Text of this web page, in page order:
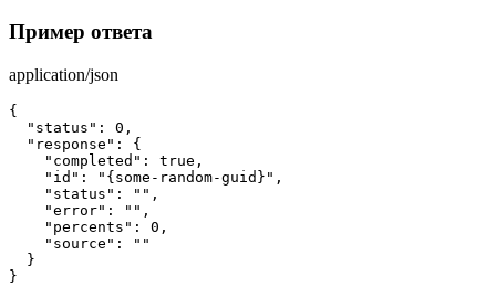
Пример ответа
application/json
{
  "status": 0,
  "response": {
    "completed": true,
    "id": "{some-random-guid}",
    "status": "",
    "error": "",
    "percents": 0,
    "source": ""
  }
}